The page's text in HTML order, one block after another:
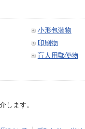
小形包装物
印刷物
盲人用郵便物
します。